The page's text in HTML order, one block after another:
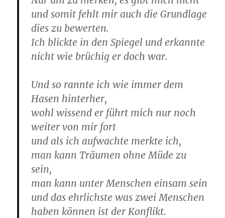
und somit fehlt mir auch die Grundlage
dies zu bewerten.
Ich blickte in den Spiegel und erkannte
nicht wie brüchig er doch war.
Und so rannte ich wie immer dem
Hasen hinterher,
wohl wissend er führt mich nur noch
weiter von mir fort
und als ich aufwachte merkte ich,
man kann Träumen ohne Müde zu
sein,
man kann unter Menschen einsam sein
und das ehrlichste was zwei Menschen
haben können ist der Konflikt.